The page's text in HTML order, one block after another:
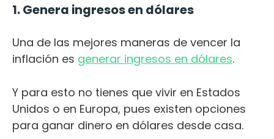
1. Genera ingresos en dólares
Una de las mejores maneras de vencer la
inflación es generar ingresos en dólares.
Y para esto no tienes que vivir en Estados
Unidos o en Europa, pues existen opciones
para ganar dinero en dólares desde casa.